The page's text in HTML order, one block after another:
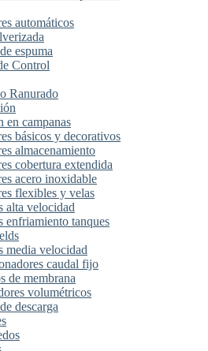
automáticos
espuma
Control
Ranurado
en campanas
básicos y decorativos
almacenamiento
cobertura extendida
acero inoxidable
flexibles y velas
alta velocidad
enfriamiento tanques
media velocidad
caudal fijo
de membrana
volumétricos
descarga